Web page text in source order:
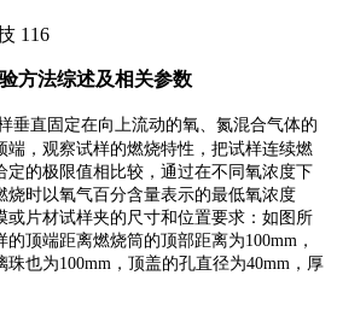
116
方法综述及相关参数
垂直固定在向上流动的氧、氮混合气体的
端，观察试样的燃烧特性，把试样连续燃
定的极限值相比较，通过在不同氧浓度下
烧时以氧气百分含量表示的最低氧浓度
或片材试样夹的尺寸和位置要求：如图所
顶端距离燃烧筒的顶部距离为100mm，
也为100mm，顶盖的孔直径为40mm，厚